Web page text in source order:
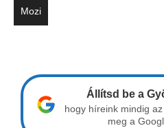
Mozi
Állítsd be a
hogy híreink mindig
meg a